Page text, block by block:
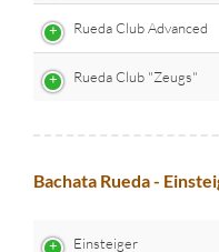
Rueda Club Advanced
Rueda Club "Zeugs"
Bachata Rueda -
Einsteiger